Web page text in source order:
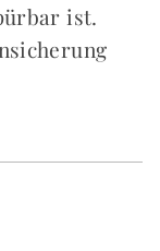
ist.